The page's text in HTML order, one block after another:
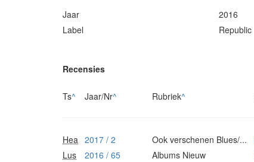
Jaar
2016
Label
Republic
Recensies
Ts^ Jaar/Nr^ Rubriek^
Hea 2017 / 2 Ook verschenen Blues/...
Lus
2016 / 65 Albums Nieuw